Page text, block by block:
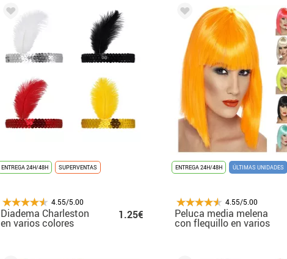
ENTREGA 24H/48H SUPERVENTAS
4.55/5.00
Diadema Charleston
en varios colores
1.25€
ENTREGA 24H/48H ÚLTIMAS UNIDADES
4.55/5.00
Peluca media melena
con flequillo en varios